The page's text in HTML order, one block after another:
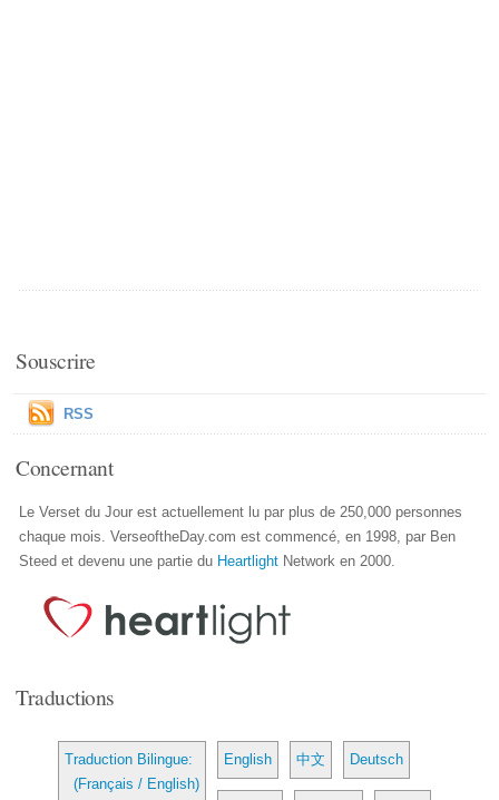
Souscrire
RSS
Concernant
Le Verset du Jour est actuellement lu par plus de 250,000 personnes
chaque mois. VerseoftheDay.com est commencé, en 1998, par Ben
Steed et devenu une partie du Heartlight Network en 2000.
Traductions
Traduction Bilingue:
(Français / English)
English 中文 Deutsch